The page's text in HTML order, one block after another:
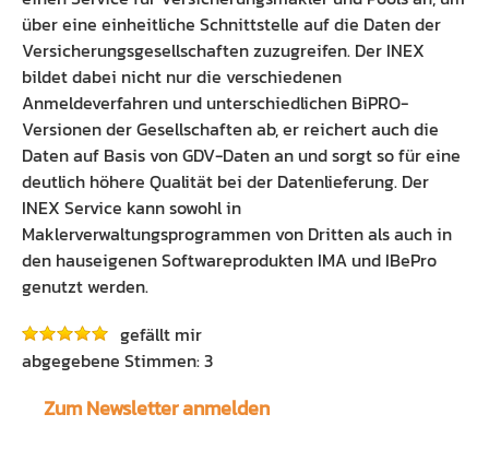
über eine einheitliche Schnittstelle auf die Daten der
Versicherungsgesellschaften zuzugreifen. Der INEX
bildet dabei nicht nur die verschiedenen
Anmeldeverfahren und unterschiedlichen BiPRO-
Versionen der Gesellschaften ab, er reichert auch die
Daten auf Basis von GDV-Daten an und sorgt so für eine
deutlich höhere Qualität bei der Datenlieferung. Der
INEX Service kann sowohl in
Maklerverwaltungsprogrammen von Dritten als auch in
den hauseigenen Softwareprodukten IMA und IBePro
genutzt werden.
gefällt mir
3
Zum Newsletter anmelden